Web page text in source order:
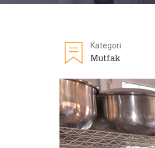
Kategori
Mutfak